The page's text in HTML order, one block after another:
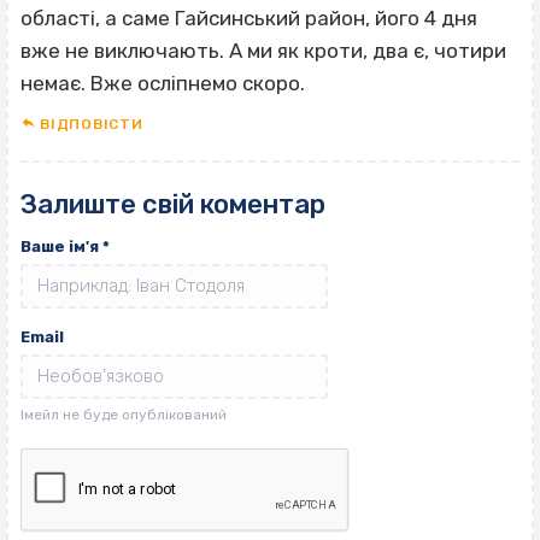
області, а саме Гайсинський район, його 4 дня
вже не виключають. А ми як кроти, два є, чотири
немає. Вже осліпнемо скоро.
ВІДПОВІCТИ
Залиште свій коментар
Ваше ім'я *
Email